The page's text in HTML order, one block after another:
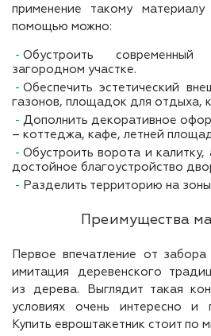
применение такому
помощью можно:
Обустроить
загородном участке.
Обеспечить эстетический
газонов, площадок для отдыха,
Дополнить декоративное
– коттеджа, кафе, летней
Обустроить ворота и калитку,
достойное благоустройство
Разделить территорию на
Преимущества
Первое впечатление от
имитация деревенского
из дерева. Выглядит такая
условиях очень интересно и
Купить евроштакетник стоит по